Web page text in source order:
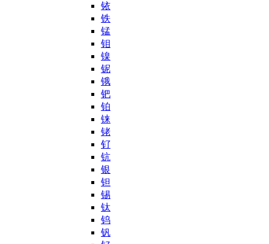
铱
铁
锰
钼
镍
铌
锇
钯
铂
铼
铑
钌
钪
银
钽
锡
钛
钨
钒